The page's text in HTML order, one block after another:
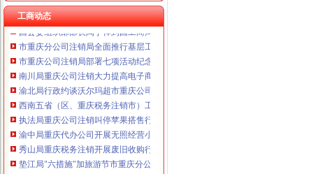
工商动态
渝中区工商分局重庆公司注销狠抓拍卖监管
酉县委组织部部长陶于祥到酉工商局重庆公司注销调研非公建工作
市重庆分公司注销局全面推行基层工商所纪检监察员制度
市重庆公司注销局部署七项活动纪念建90周年
南川局重庆公司注销大力提高电子商务巡查效率
渝北局行政约谈沃尔玛超市重庆公司注销指出五点问题
西南五省（区、重庆税务注销市）工商部门签订垄断与不正当竞争执法区域合
执法局重庆公司注销叫停苹果搭售行为维护消费者权益
渝中局重庆代办公司开展无照经营小旅馆专项取缔行动
秀山局重庆税务注销开展废旧收购行业专项整
垫江局"六措施"加旅游节市重庆分公司注销场监管
重庆出台个企业信用信息征集和公开管理规范文件